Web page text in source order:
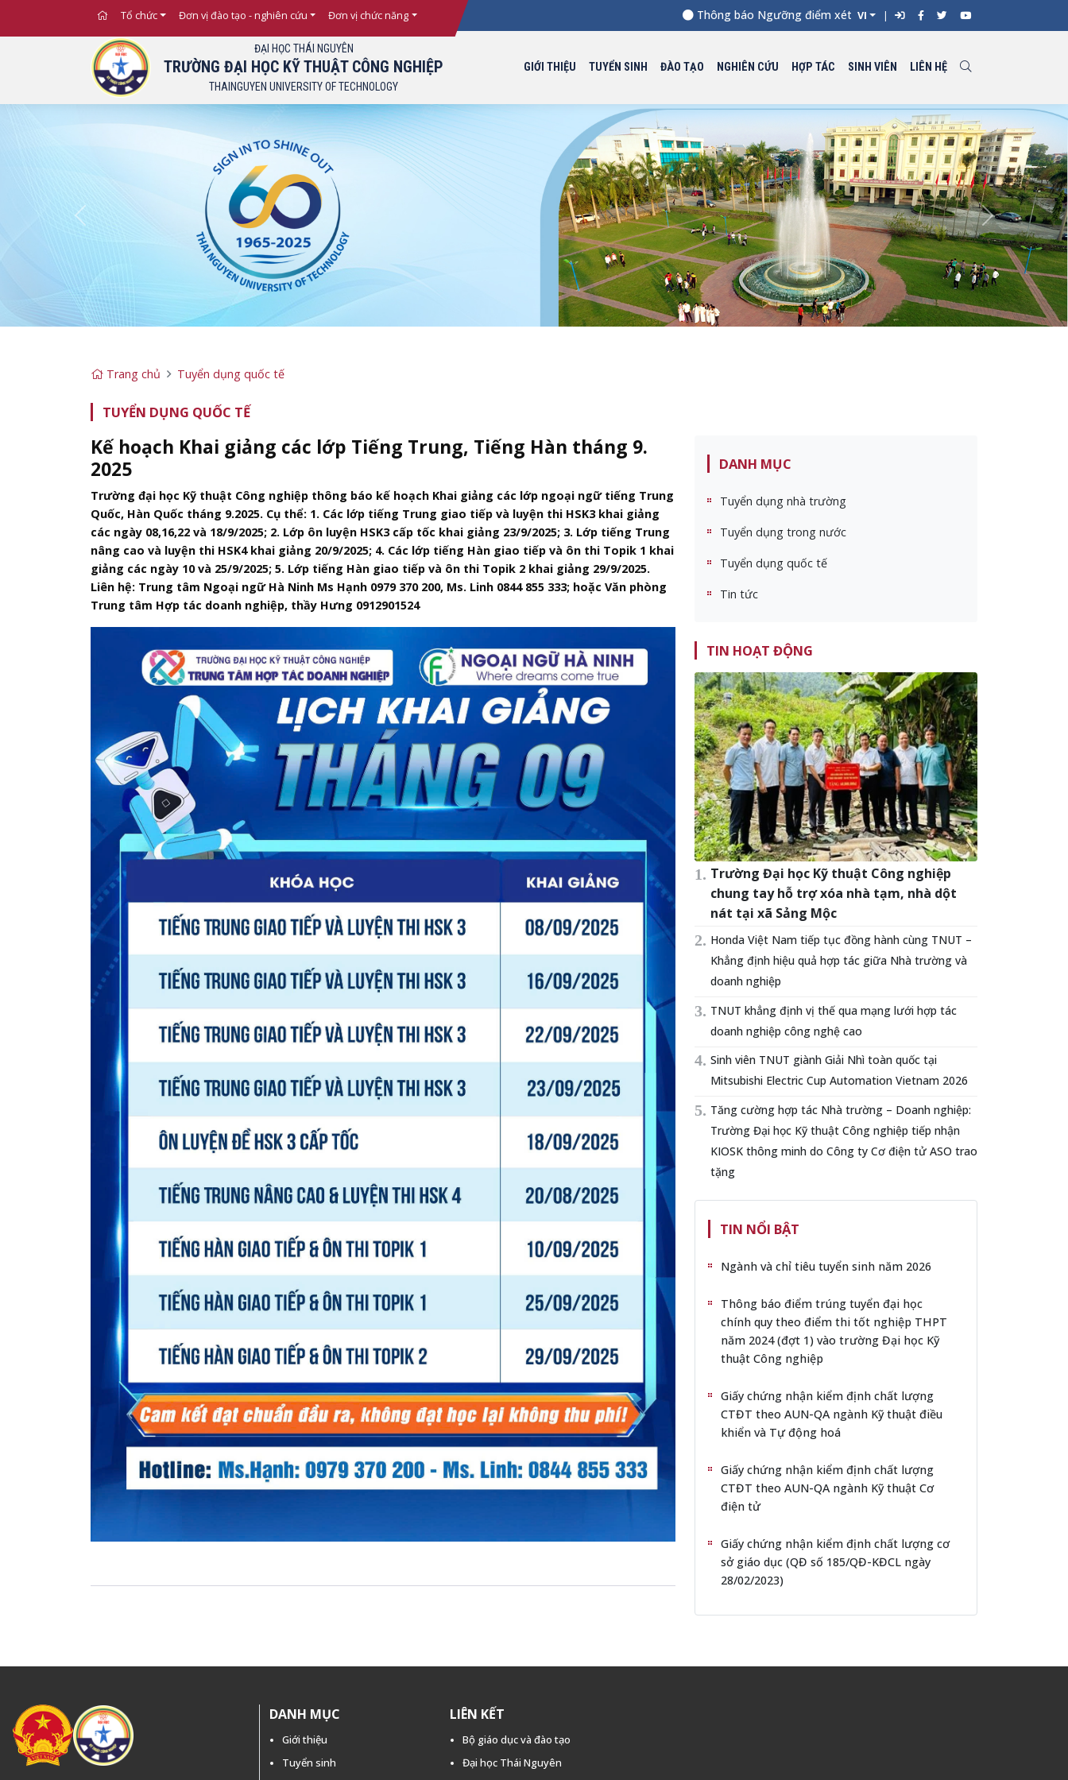
Tổ chức Đơn vị đào tạo - nghiên cứu Đơn vị chức năng Thông báo Ngưỡng điểm xét tuyển đối với từng ngành đào tạo Đại học
VI
ĐẠI HỌC THÁI NGUYÊN
TRƯỜNG ĐẠI HỌC KỸ THUẬT CÔNG NGHIỆP
THAINGUYEN UNIVERSITY OF TECHNOLOGY
GIỚI THIỆU TUYỂN SINH ĐÀO TẠO NGHIÊN CỨU HỢP TÁC SINH VIÊN LIÊN HỆ
Previous Next
Trang chủ Tuyển dụng quốc tế
TUYỂN DỤNG QUỐC TẾ
Kế hoạch Khai giảng các lớp Tiếng Trung, Tiếng Hàn tháng 9.
2025
Trường đại học Kỹ thuật Công nghiệp thông báo kế hoạch Khai giảng các lớp ngoại ngữ tiếng Trung
Quốc, Hàn Quốc tháng 9.2025. Cụ thể: 1. Các lớp tiếng Trung giao tiếp và luyện thi HSK3 khai giảng
các ngày 08,16,22 và 18/9/2025; 2. Lớp ôn luyện HSK3 cấp tốc khai giảng 23/9/2025; 3. Lớp tiếng Trung
nâng cao và luyện thi HSK4 khai giảng 20/9/2025; 4. Các lớp tiếng Hàn giao tiếp và ôn thi Topik 1 khai
giảng các ngày 10 và 25/9/2025; 5. Lớp tiếng Hàn giao tiếp và ôn thi Topik 2 khai giảng 29/9/2025.
Liên hệ: Trung tâm Ngoại ngữ Hà Ninh Ms Hạnh 0979 370 200, Ms. Linh 0844 855 333; hoặc Văn phòng
Trung tâm Hợp tác doanh nghiệp, thầy Hưng 0912901524
DANH MỤC
Tuyển dụng nhà trường
Tuyển dụng trong nước
Tuyển dụng quốc tế
Tin tức
TIN HOẠT ĐỘNG
Trường Đại học Kỹ thuật Công nghiệp
chung tay hỗ trợ xóa nhà tạm, nhà dột
nát tại xã Sảng Mộc
Honda Việt Nam tiếp tục đồng hành cùng TNUT –
Khẳng định hiệu quả hợp tác giữa Nhà trường và
doanh nghiệp
TNUT khẳng định vị thế qua mạng lưới hợp tác
doanh nghiệp công nghệ cao
Sinh viên TNUT giành Giải Nhì toàn quốc tại
Mitsubishi Electric Cup Automation Vietnam 2026
Tăng cường hợp tác Nhà trường – Doanh nghiệp:
Trường Đại học Kỹ thuật Công nghiệp tiếp nhận
KIOSK thông minh do Công ty Cơ điện tử ASO trao
tặng
TIN NỔI BẬT
Ngành và chỉ tiêu tuyển sinh năm 2026
Thông báo điểm trúng tuyển đại học
chính quy theo điểm thi tốt nghiệp THPT
năm 2024 (đợt 1) vào trường Đại học Kỹ
thuật Công nghiệp
Giấy chứng nhận kiểm định chất lượng
CTĐT theo AUN-QA ngành Kỹ thuật điều
khiển và Tự động hoá
Giấy chứng nhận kiểm định chất lượng
CTĐT theo AUN-QA ngành Kỹ thuật Cơ
điện tử
Giấy chứng nhận kiểm định chất lượng cơ
sở giáo dục (QĐ số 185/QĐ-KĐCL ngày
28/02/2023)
DANH MỤC
Giới thiệu
Tuyển sinh
LIÊN KẾT
Bộ giáo dục và đào tạo
Đại học Thái Nguyên